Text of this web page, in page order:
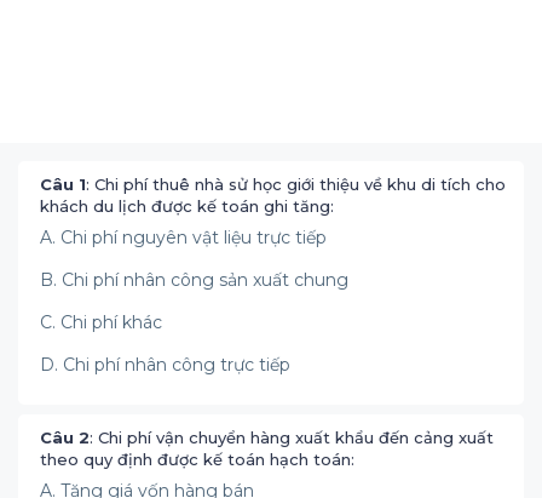
Câu 1: Chi phí thuê nhà sử học giới thiệu về khu di tích cho
khách du lịch được kế toán ghi tăng:
A. Chi phí nguyên vật liệu trực tiếp
B. Chi phí nhân công sản xuất chung
C. Chi phí khác
D. Chi phí nhân công trực tiếp
Câu 2: Chi phí vận chuyển hàng xuất khẩu đến cảng xuất
theo quy định được kế toán hạch toán:
A. Tăng giá vốn hàng bán